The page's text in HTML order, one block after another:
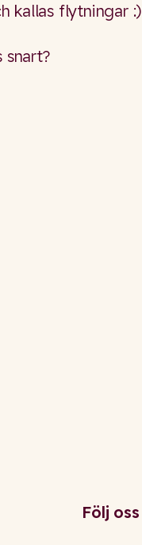
kallas flytningar :)
snart?
Följ oss